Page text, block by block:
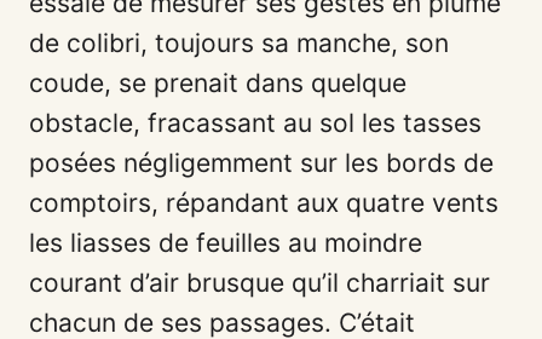
de colibri, toujours sa manche, son
coude, se prenait dans quelque
obstacle, fracassant au sol les tasses
posées négligemment sur les bords de
comptoirs, répandant aux quatre vents
les liasses de feuilles au moindre
courant d’air brusque qu’il charriait sur
chacun de ses passages. C’était